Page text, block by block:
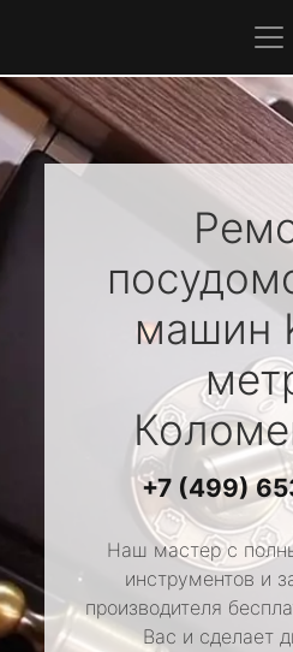
машин
+7 (499)
Наш мастер с
инструментов и
производителя
Вас и сделает